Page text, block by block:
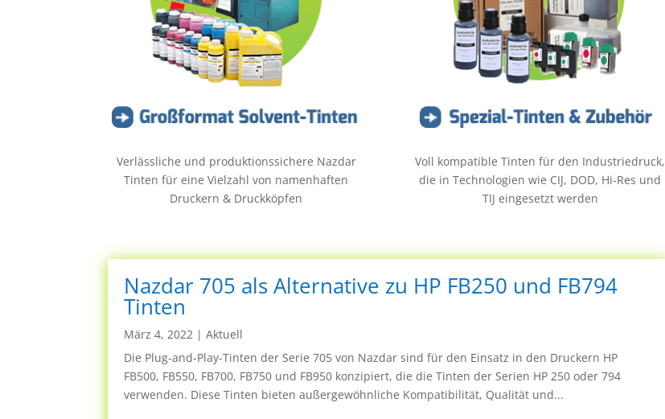
Verlässliche und produktionssichere Nazdar
Tinten für eine Vielzahl von namenhaften
Druckern & Druckköpfen
Voll kompatible Tinten für den Industriedruck,
die in Technologien wie CIJ, DOD, Hi-Res und
TIJ eingesetzt werden
Nazdar 705 als Alternative zu HP FB250 und FB794
Tinten
März 4, 2022 |Aktuell
Die Plug-and-Play-Tinten der Serie 705 von Nazdar sind für den Einsatz in den Druckern HP
FB500, FB550, FB700, FB750 und FB950 konzipiert, die die Tinten der Serien HP 250 oder 794
verwenden. Diese Tinten bieten außergewöhnliche Kompatibilität, Qualität und...